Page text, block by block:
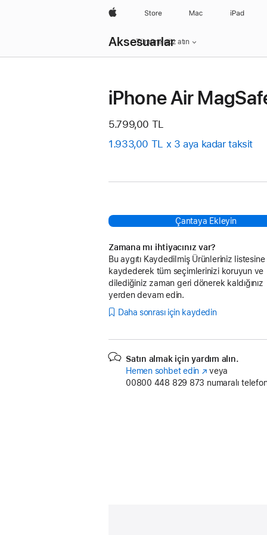
wzlhp Store Mac iPad
Aksesuarlar
Gezinme
Açın
Tümüne göz atın
iPhone Air
5.799,00 TL
1.933,00 TL x 3 aya kadar taksit
Çantaya Ekleyin
Zamana mı ihtiyacınız var?
Bu aygıtı Kaydedilmiş Ürünleriniz listesine
kaydederek tüm seçimlerinizi koruyun ve
dilediğiniz zaman geri dönerek kaldığınız
yerden devam edin.
Daha sonrası için kaydedin
Satın almak için yardım alın.
Hemen sohbet edin (Yeni
pencerede
veya
00800 448 829 873 numaralı